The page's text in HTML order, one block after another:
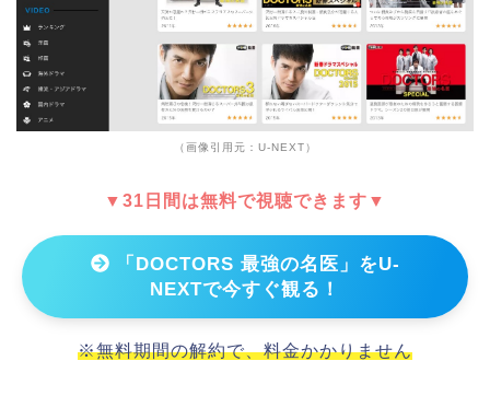
（画像引用元：U-NEXT）
▼31日間は無料で視聴できます▼
「DOCTORS 最強の名医」をU-
NEXTで今すぐ観る！
※無料期間の解約で、料金かかりません